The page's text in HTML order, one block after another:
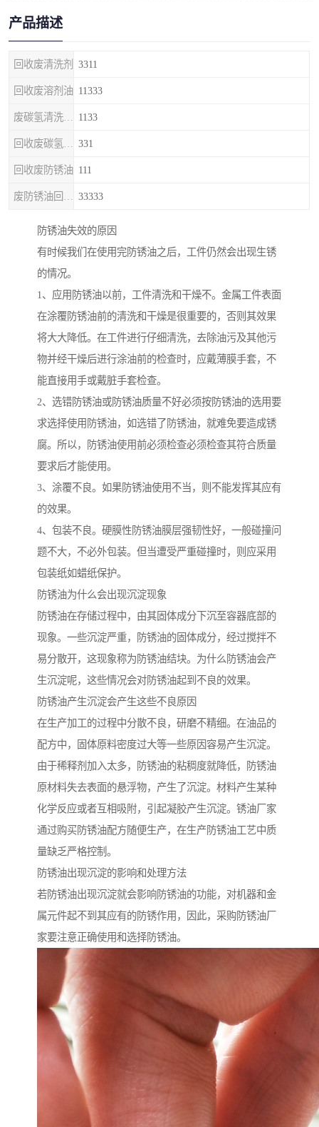
产品描述
回收废清洗剂 3311
回收废溶剂油 11333
1133
331
回收废防锈油 111
33333
防锈油失效的原因
有时候我们在使用完防锈油之后，工件仍然会出现生锈
的情况。
1、应用防锈油以前，工件清洗和干燥不。金属工件表面
在涂覆防锈油前的清洗和干燥是很重要的，否则其效果
将大大降低。在工件进行仔细清洗，去除油污及其他污
物并经干燥后进行涂油前的检查时，应戴薄膜手套，不
能直接用手或戴脏手套检查。
2、选错防锈油或防锈油质量不好必须按防锈油的选用要
求选择使用防锈油，如选错了防锈油，就难免要造成锈
腐。所以，防锈油使用前必须检查必须检查其符合质量
要求后才能使用。
3、涂覆不良。如果防锈油使用不当，则不能发挥其应有
的效果。
4、包装不良。硬膜性防锈油膜层强韧性好，一般碰撞问
题不大，不必外包装。但当遭受严重碰撞时，则应采用
包装纸如蜡纸保护。
防锈油为什么会出现沉淀现象
防锈油在存储过程中，由其固体成分下沉至容器底部的
现象。一些沉淀严重，防锈油的固体成分，经过搅拌不
易分散开，这现象称为防锈油结块。为什么防锈油会产
生沉淀呢，这些情况会对防锈油起到不良的效果。
防锈油产生沉淀会产生这些不良原因
在生产加工的过程中分散不良，研磨不精细。在油品的
配方中，固体原料密度过大等一些原因容易产生沉淀。
由于稀释剂加入太多，防锈油的粘稠度就降低，防锈油
原材料失去表面的悬浮物，产生了沉淀。材料产生某种
化学反应或者互相吸附，引起凝胶产生沉淀。锈油厂家
通过购买防锈油配方随便生产，在生产防锈油工艺中质
量缺乏严格控制。
防锈油出现沉淀的影响和处理方法
若防锈油出现沉淀就会影响防锈油的功能，对机器和金
属元件起不到其应有的防锈作用，因此，采购防锈油厂
家要注意正确使用和选择防锈油。